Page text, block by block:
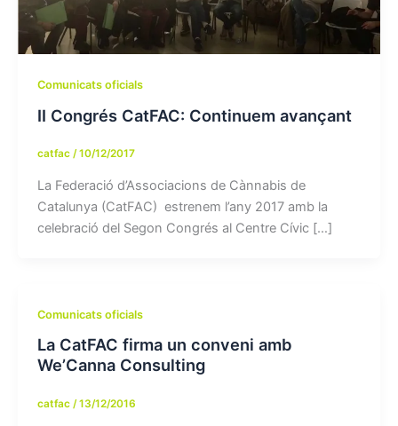
Comunicats oficials
II Congrés CatFAC: Continuem avançant
catfac /10/12/2017
La Federació d’Associacions de Cànnabis de
Catalunya (CatFAC) estrenem l’any 2017 amb la
celebració del Segon Congrés al Centre Cívic […]
Comunicats oficials
La CatFAC firma un conveni amb
We’Canna Consulting
catfac /13/12/2016